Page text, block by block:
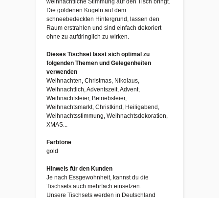
weihnachtliche Stimmung auf den Tisch bringt.
Die goldenen Kugeln auf dem
schneebedeckten Hintergrund, lassen den
Raum erstrahlen und sind einfach dekoriert
ohne zu aufdringlich zu wirken.
Dieses Tischset lässt sich optimal zu
folgenden Themen und Gelegenheiten
verwenden
Weihnachten, Christmas, Nikolaus,
Weihnachtlich, Adventszeit, Advent,
Weihnachtsfeier, Betriebsfeier,
Weihnachtsmarkt, Christkind, Heiligabend,
Weihnachtsstimmung, Weihnachtsdekoration,
XMAS...
Farbtöne
gold
Hinweis für den Kunden
Je nach Essgewohnheit, kannst du die
Tischsets auch mehrfach einsetzen.
Unsere Tischsets werden in Deutschland